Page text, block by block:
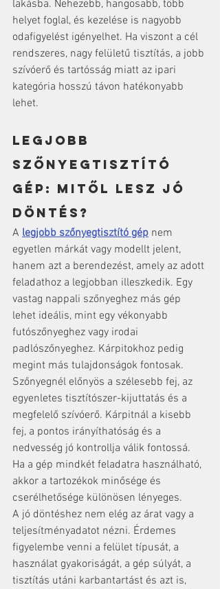
lakásba. Nehezebb, hangosabb, több
helyet foglal, és kezelése is nagyobb
odafigyelést igényelhet. Ha viszont a cél
rendszeres, nagy felületű tisztítás, a jobb
szívóerő és tartósság miatt az ipari
kategória hosszú távon hatékonyabb
lehet.
Legjobb
szőnyegtisztító
gép: mitől lesz jó
döntés?
A legjobb szőnyegtisztító gép nem
egyetlen márkát vagy modellt jelent,
hanem azt a berendezést, amely az adott
feladathoz a legjobban illeszkedik. Egy
vastag nappali szőnyeghez más gép
lehet ideális, mint egy vékonyabb
futószőnyeghez vagy irodai
padlószőnyeghez. Kárpitokhoz pedig
megint más tulajdonságok fontosak.
Szőnyegnél előnyös a szélesebb fej, az
egyenletes tisztítószer-kijuttatás és a
megfelelő szívóerő. Kárpitnál a kisebb
fej, a pontos irányíthatóság és a
nedvesség jó kontrollja válik fontossá.
Ha a gép mindkét feladatra használható,
akkor a tartozékok minősége és
cserélhetősége különösen lényeges.
A jó döntéshez nem elég az árat vagy a
teljesítményadatot nézni. Érdemes
figyelembe venni a felület típusát, a
használat gyakoriságát, a gép súlyát, a
tisztítás utáni karbantartást és azt is,